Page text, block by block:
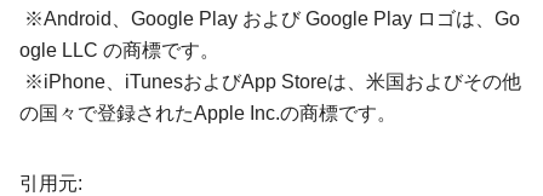
※Android、Google Play および Google Play ロゴは、Go
ogle LLC の商標です。
※iPhone、iTunesおよびApp Storeは、米国およびその他
の国々で登録されたApple Inc.の商標です。
引用元: